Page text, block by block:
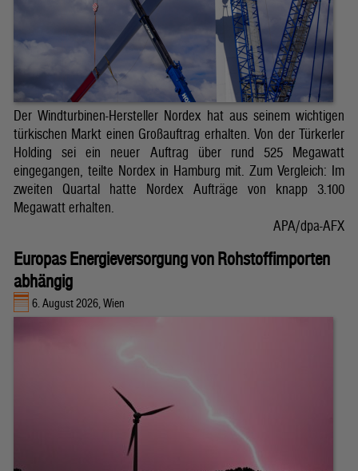
Der Windturbinen-Hersteller Nordex hat aus seinem wichtigen
türkischen Markt einen Großauftrag erhalten. Von der Türkerler
Holding sei ein neuer Auftrag über rund 525 Megawatt
eingegangen, teilte Nordex in Hamburg mit. Zum Vergleich: Im
zweiten Quartal hatte Nordex Aufträge von knapp 3.100
Megawatt erhalten.
APA/dpa-AFX
Europas Energieversorgung von Rohstoffimporten
abhängig
6. August 2026, Wien